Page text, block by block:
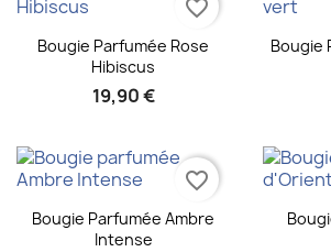
Aperçu rapide
Bougie Parfumée Rose
Hibiscus
19,90 €
favorite_border

Bougie
Aperçu rapide
Bougie Parfumée Ambre
Intense
favorite_border
